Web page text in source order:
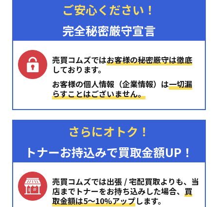
ご安心ください！
完全秘密厳守宣言
売買コムズではお客様の秘密厳守は徹底
しております。
お客様の個人情報（企業情報）は一切漏
らすことはございません。
さらにオトク！
トナーお持込みで買取金額UP！
売買コムズでは出張 / 宅配買取よりも、当
店までトナーをお持ち込みした場合、買
取金額は5〜10%アップします。